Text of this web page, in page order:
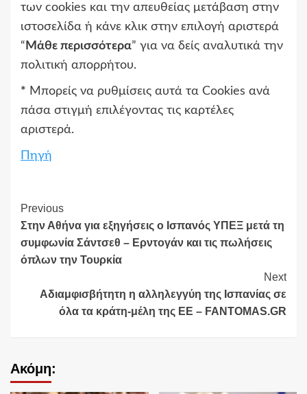
των cookies και την απευθείας μετάβαση στην
ιστοσελίδα ή κάνε κλικ στην επιλογή αριστερά
“ Μάθε περισσότερα” για να δείς αναλυτικά την
πολιτική απορρήτου.
* Μπορείς να ρυθμίσεις αυτά τα Cookies ανά
πάσα στιγμή επιλέγοντας τις καρτέλες
αριστερά.
Πηγή
Continue
Reading
Previous
Στην Αθήνα για εξηγήσεις ο Ισπανός ΥΠΕΞ μετά τη
συμφωνία Σάντσεθ – Ερντογάν και τις πωλήσεις
όπλων την Τουρκία
Next
Αδιαμφισβήτητη η αλληλεγγύη της Ισπανίας σε
όλα τα κράτη-μέλη της ΕΕ – FANTOMAS.GR
Ακόμη: